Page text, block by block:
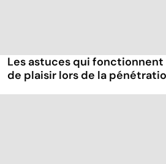
Les astuces qui
de plaisir lors de la